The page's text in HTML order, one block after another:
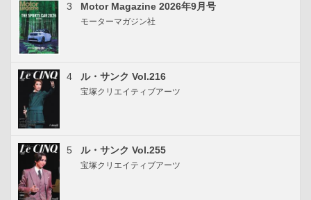
3 Motor Magazine 2026年9月号
モーターマガジン社
4 ル・サンク Vol.216
宝塚クリエイティブアーツ
5 ル・サンク Vol.255
宝塚クリエイティブアーツ